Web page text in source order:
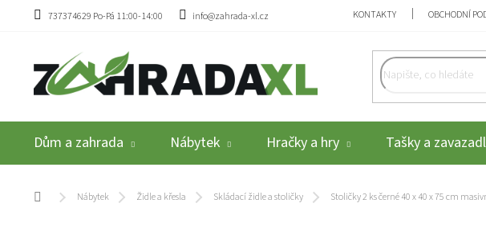
Přejít na obsah
737374629 Po-Pá 11:00-14:00 info@zahrada-xl.cz KONTAKTY OBCHODNÍ
Dům a zahrada Nábytek Hračky a hry Tašky a
Domů Nábytek Židle a křesla Skládací židle a stoličky Stoličky 2 ks černé 40 x 40 x 75 cm